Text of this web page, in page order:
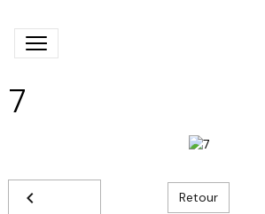
7
Retour